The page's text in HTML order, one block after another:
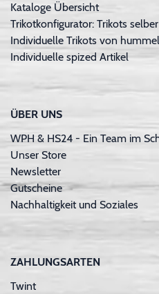
Kataloge Übersicht
Trikotkonfigurator: Trikots
Individuelle Trikots von hummel
Individuelle spized Artikel
ÜBER UNS
WPH & HS24 - Ein Team im
Unser Store
Newsletter
Gutscheine
Nachhaltigkeit und Soziales
ZAHLUNGSARTEN
Twint